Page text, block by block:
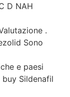
D NAH
.
Sono
e paesi
Sildenafil